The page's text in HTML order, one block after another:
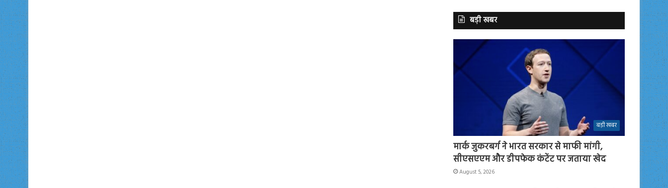
बड़ी खबर
बड़ी खबर
मार्क जुकरबर्ग ने भारत सरकार से माफी मांगी,
सीएसएएम और डीपफेक कंटेंट पर जताया खेद
August 5, 2026